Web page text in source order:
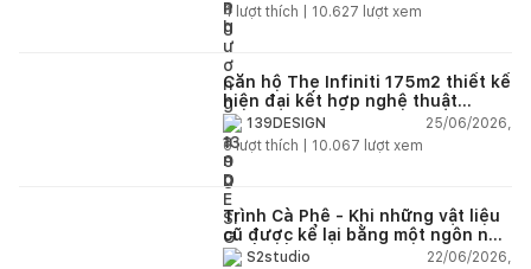
4 lượt thích | 10.627 lượt xem
Căn hộ The Infiniti 175m2 thiết kế
hiện đại kết hợp nghệ thuật
Modern Art đầy cảm xúc
139DESIGN
25/06/2026,
6lượt thích | 10.067 lượt xem
Trình Cà Phê - Khi những vật liệu
cũ được kể lại bằng một ngôn ngữ
thiết kế mới
S2studio
22/06/2026,